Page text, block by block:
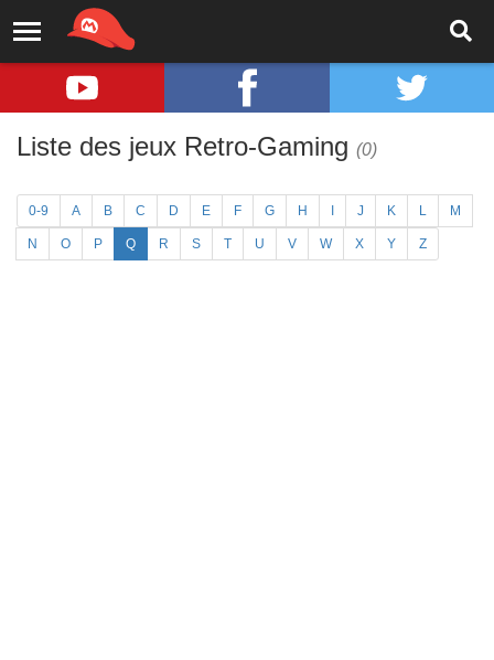
Liste des jeux Retro-Gaming (0)
0-9 A B C D E F G H J K L M
N O P Q R S T U V W X Y Z